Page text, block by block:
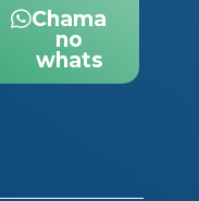
Chama
no
whats